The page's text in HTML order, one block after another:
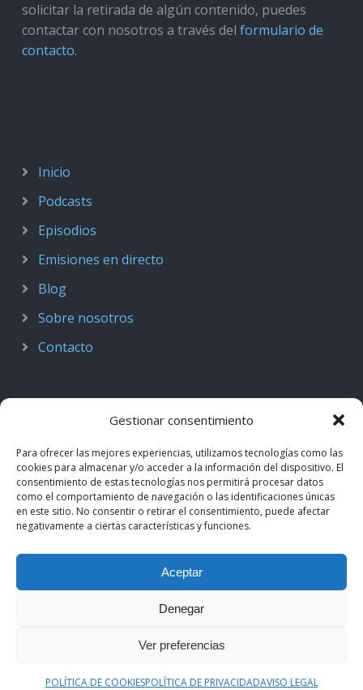
Gestionar consentimiento
Para ofrecer las mejores experiencias, utilizamos tecnologías como las
cookies para almacenar y/o acceder a la información del dispositivo. El
consentimiento de estas tecnologías nos permitirá procesar datos
como el comportamiento de navegación o las identificaciones únicas
en este sitio. No consentir o retirar el consentimiento, puede afectar
negativamente a ciertas características y funciones.
Aceptar
Denegar
Ver preferencias
POLÍTICA DE COOKIESPOLÍTICA DE PRIVACIDADAVISO LEGAL
solicitar la retirada de algún contenido, puedes
contactar con nosotros a través del formulario de
contacto.
Inicio
Podcasts
Episodios
Emisiones en directo
Blog
Sobre nosotros
Contacto
Podcast de Medicina · by casiMedicos
Radio casiMedicos
. Los contenidos pertenecen a sus
autores originales y se muestran mediante